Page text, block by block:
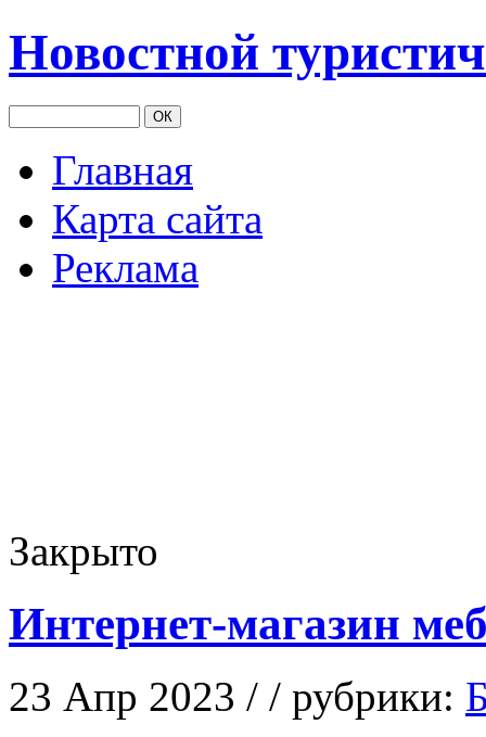
Новостной
Главная
Карта сайта
Реклама
Закрыто
Интернет-магазин
23 Апр 2023 / / рубрики: